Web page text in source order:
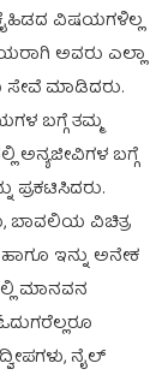
ವಿಷಯಗಳಿಲ್ಲ
ಅವರು ಎಲ್ಲಾ
ಮಾಡಿದರು.
ಬಗ್ಗೆ ತಮ್ಮ
ಅನ್ಯಜೀವಿಗಳ ಬಗ್ಗೆ
ಪ್ರಕಟಿಸಿದರು.
ಬಾವಲಿಯ ವಿಚಿತ್ರ
ಇನ್ನು ಅನೇಕ
ಮಾನವನ
ನೈಲ್